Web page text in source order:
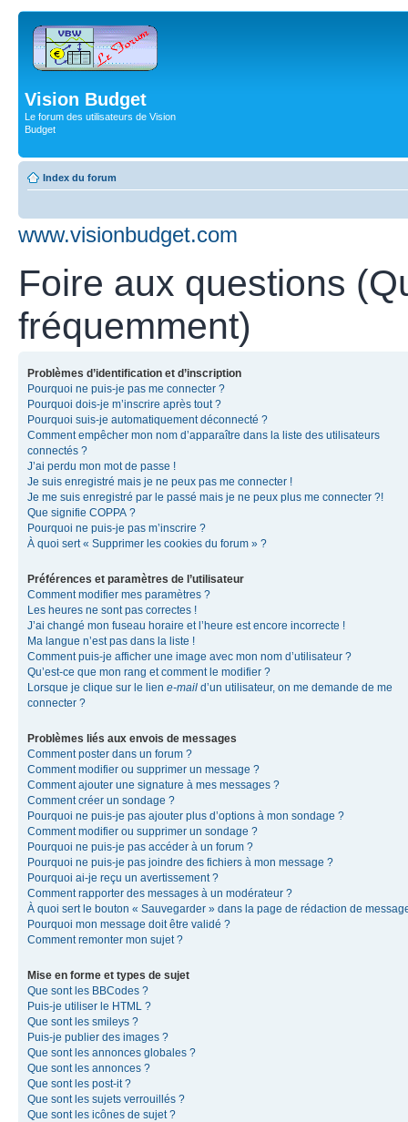
Vision Budget
Le forum des utilisateurs de Vision
Budget
Index du forum
www.visionbudget.com
Foire aux questions
fréquemment)
Problèmes d’identification et d’inscription
Pourquoi ne puis-je pas me connecter ?
Pourquoi dois-je m’inscrire après tout ?
Pourquoi suis-je automatiquement déconnecté ?
Comment empêcher mon nom d’apparaître dans la liste des utilisateurs
connectés ?
J’ai perdu mon mot de passe !
Je suis enregistré mais je ne peux pas me connecter !
Je me suis enregistré par le passé mais je ne peux plus me connecter ?!
Que signifie COPPA ?
Pourquoi ne puis-je pas m’inscrire ?
À quoi sert « Supprimer les cookies du forum » ?
Préférences et paramètres de l’utilisateur
Comment modifier mes paramètres ?
Les heures ne sont pas correctes !
J’ai changé mon fuseau horaire et l’heure est encore incorrecte !
Ma langue n’est pas dans la liste !
Comment puis-je afficher une image avec mon nom d’utilisateur ?
Qu’est-ce que mon rang et comment le modifier ?
Lorsque je clique sur le lien e-mail d’un utilisateur, on me demande de me
connecter ?
Problèmes liés aux envois de messages
Comment poster dans un forum ?
Comment modifier ou supprimer un message ?
Comment ajouter une signature à mes messages ?
Comment créer un sondage ?
Pourquoi ne puis-je pas ajouter plus d’options à mon sondage ?
Comment modifier ou supprimer un sondage ?
Pourquoi ne puis-je pas accéder à un forum ?
Pourquoi ne puis-je pas joindre des fichiers à mon message ?
Pourquoi ai-je reçu un avertissement ?
Comment rapporter des messages à un modérateur ?
À quoi sert le bouton « Sauvegarder » dans la page de rédaction de
Pourquoi mon message doit être validé ?
Comment remonter mon sujet ?
Mise en forme et types de sujet
Que sont les BBCodes ?
Puis-je utiliser le HTML ?
Que sont les smileys ?
Puis-je publier des images ?
Que sont les annonces globales ?
Que sont les annonces ?
Que sont les post-it ?
Que sont les sujets verrouillés ?
Que sont les icônes de sujet ?